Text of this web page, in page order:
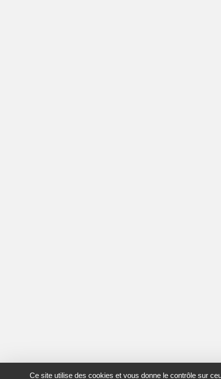
Ce site utilise des cookies et vous donne le contrôle sur